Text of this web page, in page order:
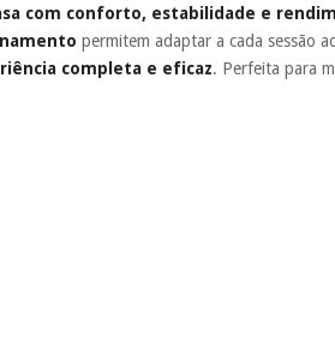
sem penalizações ou truques.
Os seus dados protegidos.Não
incomodaremos para tentar vender-lhe
com conforto, estabilidade e
permitem adaptar a cada sessão
completa e eficaz. Perfeita para